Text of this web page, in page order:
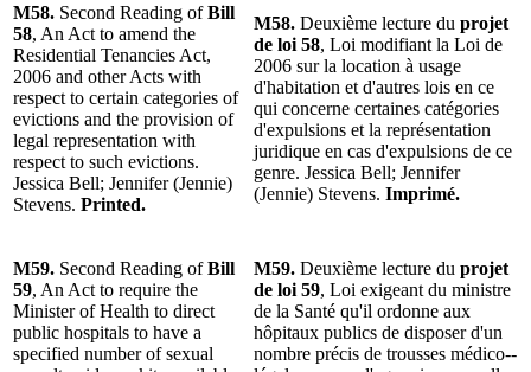
M58. Second Reading ofBill
58, An Act to amend the
Residential Tenancies Act,
2006 and other Acts with
respect to certain categories of
evictions and the provision of
legal representation with
respect to such evictions.
Jessica Bell; Jennifer (Jennie)
Stevens. Printed.
M58. Deuxième lecture du projet
de loi 58, Loi modifiant la Loi de
2006 sur la location à usage
d'habitation et d'autres lois en ce
qui concerne certaines catégories
d'expulsions et la représentation
juridique en cas d'expulsions de ce
genre. Jessica Bell; Jennifer
(Jennie) Stevens. Imprimé.
M59. Second Reading ofBill
59, An Act to require the
Minister of Health to direct
public hospitals to have a
specified number of sexual
M59. Deuxième lecture du projet
de loi 59, Loi exigeant du ministre
de la Santé qu'il ordonne aux
hôpitaux publics de disposer d'un
nombre précis de trousses médico-­